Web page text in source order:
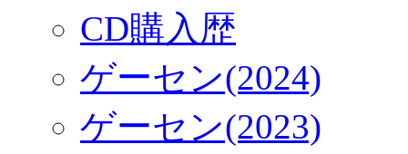
CD購入歴
ゲーセン(2024)
ゲーセン(2023)